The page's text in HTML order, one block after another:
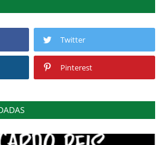
Twitter
Pinterest